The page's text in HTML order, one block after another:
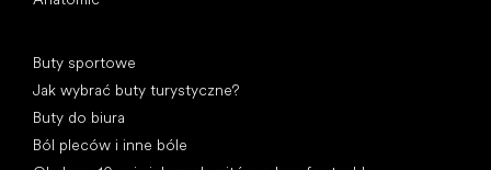
Buty sportowe
Jak wybrać buty turystyczne?
Buty do biura
Ból pleców i inne bóle